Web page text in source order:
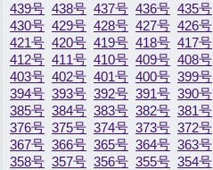
439号 438号 437号 436号 435号
430号 429号 428号 427号 426号
421号 420号 419号 418号 417号
412号 411号 410号 409号 408号
403号 402号 401号 400号 399号
394号 393号 392号 391号 390号
385号 384号 383号 382号 381号
376号 375号 374号 373号 372号
367号 366号 365号 364号 363号
358号 357号 356号 355号 354号